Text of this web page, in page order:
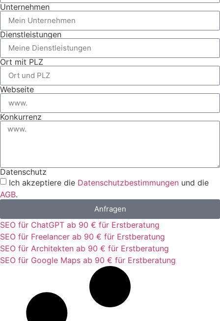
Unternehmen
Dienstleistungen
Ort mit PLZ
Webseite
Konkurrenz
Datenschutz
Ich akzeptiere die Datenschutzbestimmungen und die
AGB.
Anfragen
SEO für ChatGPT ab 90 € für Erstberatung
SEO für Freelancer ab 90 € für Erstberatung
SEO für Architekten ab 90 € für Erstberatung
SEO für Google Maps ab 90 € für Erstberatung